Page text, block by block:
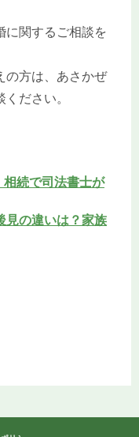
に関するご相談を
の方は、あさかぜ
ださい。
続で司法書士が
見の違いは？家族